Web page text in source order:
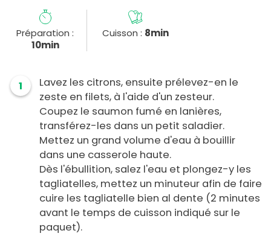
Préparation :
10min
Cuisson : 8min
1
Lavez les citrons, ensuite prélevez-en le
zeste en filets, à l'aide d'un zesteur.
Coupez le saumon fumé en lanières,
transférez-les dans un petit saladier.
Mettez un grand volume d'eau à bouillir
dans une casserole haute.
Dès l'ébullition, salez l'eau et plongez-y les
tagliatelles, mettez un minuteur afin de faire
cuire les tagliatelle bien al dente (2 minutes
avant le temps de cuisson indiqué sur le
paquet).